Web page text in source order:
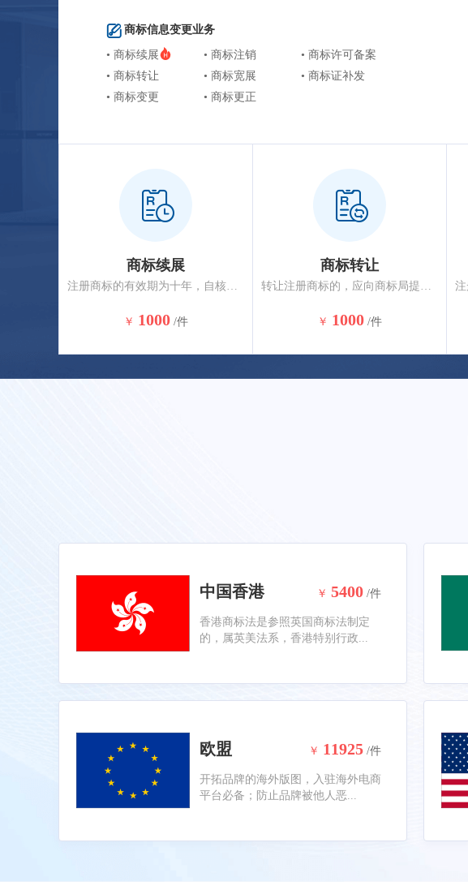
商标信息变更业务
• 商标续展
• 商标转让
• 商标变更
• 商标注销
• 商标宽展
• 商标更正
• 商标许可备案
• 商标证补发
商标续展
注册商标的有效期为十年，自核准注册之日起计算。注册商标有效期满，需要继续使用的应申请商标续展，商标到期前12个月内应办理续展，约2-3个月核准完成。
￥ 1000 /件
商标转让
转让注册商标的，应向商标局提出申请。相同或类似商品、服务上的相同近似商标应一并转让，约6-10个月核准完成。
￥ 1000 /件
中国香港 ￥ 5400 /件
香港商标法是参照英国商标法制定
的，属英美法系，香港特别行政...
欧盟 ￥ 11925 /件
开拓品牌的海外版图，入驻海外电商
平台必备；防止品牌被他人恶...